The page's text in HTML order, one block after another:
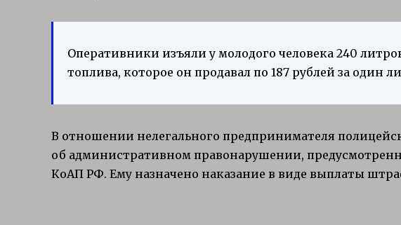
Оперативники изъяли у молодого человека 240
топлива, которое он продавал по 187 рублей за один
В отношении нелегального предпринимателя
об административном правонарушении,
КоАП РФ. Ему назначено наказание в виде выплаты